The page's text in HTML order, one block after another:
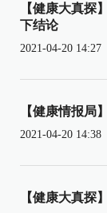
【健康大真探
下结论
2021-04-20 14:27
【健康情报局
2021-04-20 14:38
【健康大真探